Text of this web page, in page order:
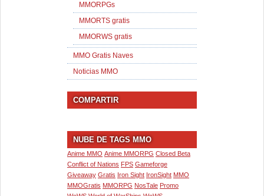
MMORPGs
MMORTS gratis
MMORWS gratis
MMO Gratis Naves
Noticias MMO
COMPARTIR
NUBE DE TAGS MMO
Anime MMO Anime MMORPG Closed Beta
Conflict of Nations FPS Gameforge
Giveaway Gratis Iron Sight IronSight MMO
MMOGratis MMORPG NosTale Promo